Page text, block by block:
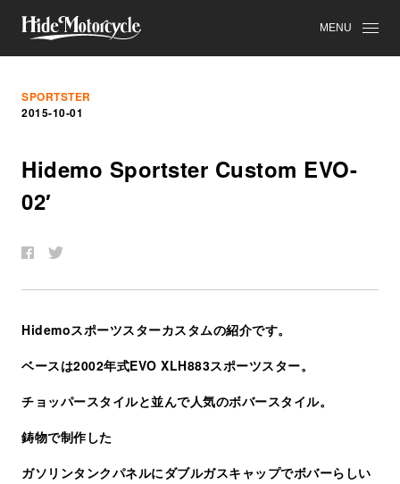
MENU
SPORTSTER
2015-10-01
Hidemo Sportster Custom EVO-
02′
Hidemoスポーツスターカスタムの紹介です。
ベースは2002年式EVO XLH883スポーツスター。
チョッパースタイルと並んで人気のボバースタイル。
鋳物で制作した
ガソリンタンクパネルにダブルガスキャップでボバーらしい